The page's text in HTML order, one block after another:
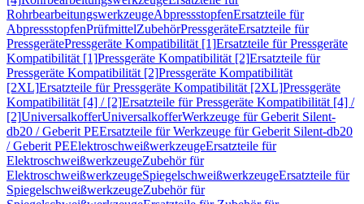
RohrbearbeitungswerkzeugeAbpressstopfenErsatzteile für
AbpressstopfenPrüfmittelZubehörPressgeräteErsatzteile für
PressgerätePressgeräte Kompatibilität [1]Ersatzteile für Pressgeräte
Kompatibilität [1]Pressgeräte Kompatibilität [2]Ersatzteile für
Pressgeräte Kompatibilität [2]Pressgeräte Kompatibilität
[2XL]Ersatzteile für Pressgeräte Kompatibilität [2XL]Pressgeräte
Kompatibilität [4] / [2]Ersatzteile für Pressgeräte Kompatibilität [4] /
[2]UniversalkofferUniversalkofferWerkzeuge für Geberit Silent-
db20 / Geberit PEErsatzteile für Werkzeuge für Geberit Silent-db20
/ Geberit PEElektroschweißwerkzeugeErsatzteile für
ElektroschweißwerkzeugeZubehör für
ElektroschweißwerkzeugeSpiegelschweißwerkzeugeErsatzteile für
SpiegelschweißwerkzeugeZubehör für